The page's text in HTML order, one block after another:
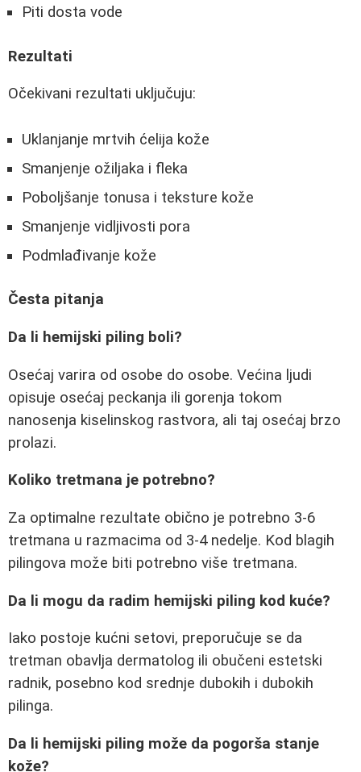
Piti dosta vode
Rezultati
Očekivani rezultati uključuju:
Uklanjanje mrtvih ćelija kože
Smanjenje ožiljaka i fleka
Poboljšanje tonusa i teksture kože
Smanjenje vidljivosti pora
Podmlađivanje kože
Česta pitanja
Da li hemijski piling boli?
Osećaj varira od osobe do osobe. Većina ljudi
opisuje osećaj peckanja ili gorenja tokom
nanosenja kiselinskog rastvora, ali taj osećaj brzo
prolazi.
Koliko tretmana je potrebno?
Za optimalne rezultate obično je potrebno 3-6
tretmana u razmacima od 3-4 nedelje. Kod blagih
pilingova može biti potrebno više tretmana.
Da li mogu da radim hemijski piling kod kuće?
Iako postoje kućni setovi, preporučuje se da
tretman obavlja dermatolog ili obučeni estetski
radnik, posebno kod srednje dubokih i dubokih
pilinga.
Da li hemijski piling može da pogorša stanje
kože?